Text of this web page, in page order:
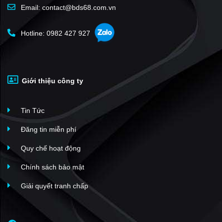
Bạc Liêu
Gia Lai
Trà Vinh
Sóc Trăng
Hà Giang
Quảng Trị
Masteri Millennium
Diamond Island
The Landmark 81
A&T Sky Garden
Xi Grand Court
The Gold View
Vinhomes Golden River Ba Son
Masteri Thảo Điền
Vinhomes Metropolis - Liễu Giai
Midtown Phú Mỹ Hưng
Sky Center
New City Thủ Thiêm
Email: contact@bds68.com.vn
Hotline: 0982 427 927
Giới thiệu công ty
Tin Tức
Đăng tin miễn phí
Quy chế hoạt động
Chính sách bảo mật
Giải quyết tranh chấp